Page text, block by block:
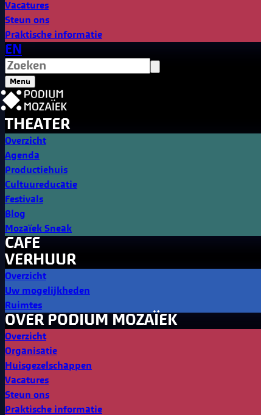
Vacatures
Steun ons
Praktische informatie
EN
Menu
THEATER
Overzicht
Agenda
Productiehuis
Cultuureducatie
Festivals
Blog
Mozaïek Sneak
CAFE
VERHUUR
Overzicht
Uw mogelijkheden
Ruimtes
OVER PODIUM MOZAÏEK
Overzicht
Organisatie
Huisgezelschappen
Vacatures
Steun ons
Praktische informatie